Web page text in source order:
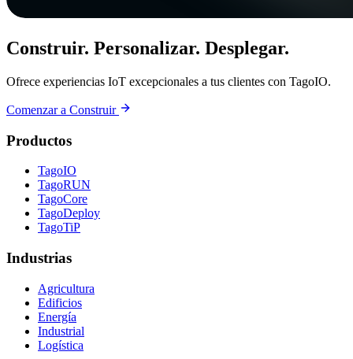
Construir. Personalizar. Desplegar.
Ofrece experiencias IoT excepcionales a tus clientes con TagoIO.
Comenzar a Construir
Productos
TagoIO
TagoRUN
TagoCore
TagoDeploy
TagoTiP
Industrias
Agricultura
Edificios
Energía
Industrial
Logística